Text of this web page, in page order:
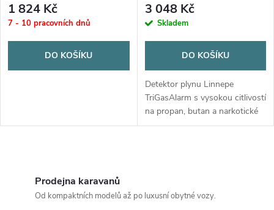
1 824 Kč
7 - 10 pracovních dnů
DO KOŠÍKU
signálem
3 048 Kč
Skladem
DO KOŠÍKU
Detektor plynu Linnepe
TriGasAlarm s vysokou citlivostí
na propan, butan a narkotické
plyny – ideální bezpečnostní
Prodejna karavanů
Od kompaktních modelů až po luxusní obytné vozy.